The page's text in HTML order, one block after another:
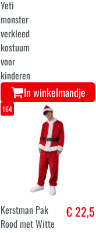
7-9
5-6
3-4
kerst trui rendier
met lichtjes en
muziek voor kids
€ 24,8
In winkelmandje
1-2